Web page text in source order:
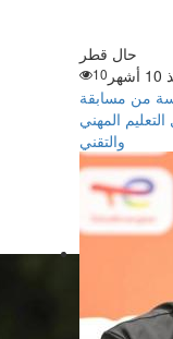
حال قطر
10
من مسابقة
2025 في مجال التعليم المهني
والتقني